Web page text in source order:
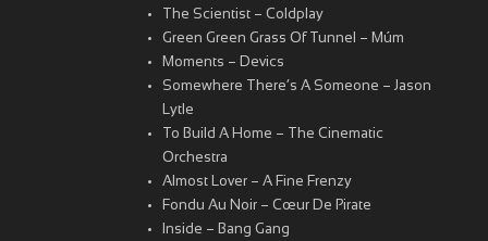
The Scientist – Coldplay
Green Green Grass Of Tunnel – Múm
Moments – Devics
Somewhere There’s A Someone – Jason
Lytle
To Build A Home – The Cinematic
Orchestra
Almost Lover – A Fine Frenzy
Fondu Au Noir – Cœur De Pirate
Inside – Bang Gang